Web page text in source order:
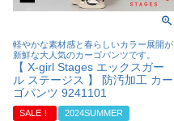
軽やかな素材感と春らしいカラー展開が
新鮮な大人気のカーゴパンツです。
【 X-girl Stages エックスガー
ル ステージス 】 防汚加工 カー
ゴパンツ 9241101
SALE！ 2024SUMMER